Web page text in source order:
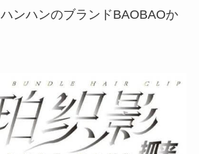
ンハンのブランドBAOBAOか